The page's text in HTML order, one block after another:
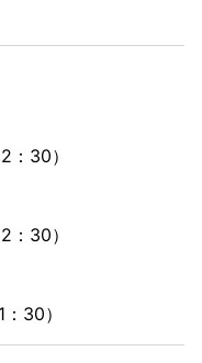
：30）
：30）
30）